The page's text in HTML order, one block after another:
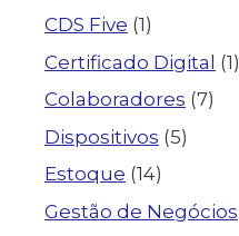
CDS Five (1)
Certificado Digital (1)
Colaboradores (7)
Dispositivos (5)
Estoque (14)
Gestão de Negócios